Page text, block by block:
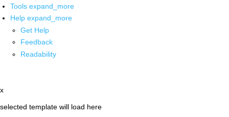
Tools expand_more
Help expand_more
Get Help
Feedback
Readability
x
selected template will load here